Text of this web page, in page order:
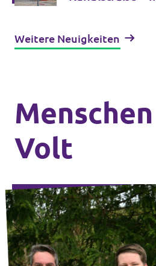
Weitere Neuigkeiten
Volt